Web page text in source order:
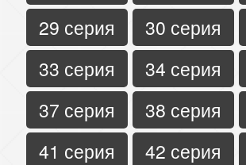
29 серия
30 серия
33 серия
34 серия
37 серия
38 серия
41 серия
42 серия